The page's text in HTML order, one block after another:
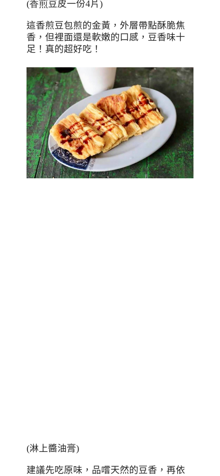
(香煎豆皮一份4片)
這香煎豆包煎的金黃，外層帶點酥脆焦
香，但裡面還是軟嫩的口感，豆香味十
足！真的超好吃！
(淋上醬油膏)
建議先吃原味，品嚐天然的豆香，再依